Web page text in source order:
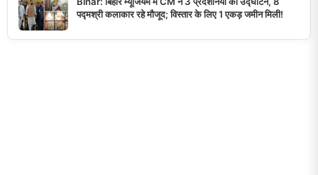
पद्मश्री कलाकार रहे मौजूद; विस्तार के लिए 1 एकड़ जमीन मिली!